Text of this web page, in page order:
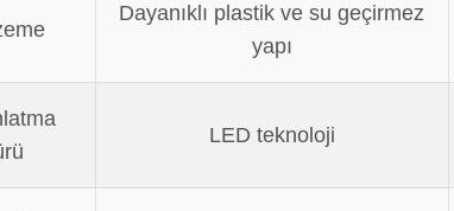
Dayanıklı plastik ve su geçirmez
yapı
LED teknoloji